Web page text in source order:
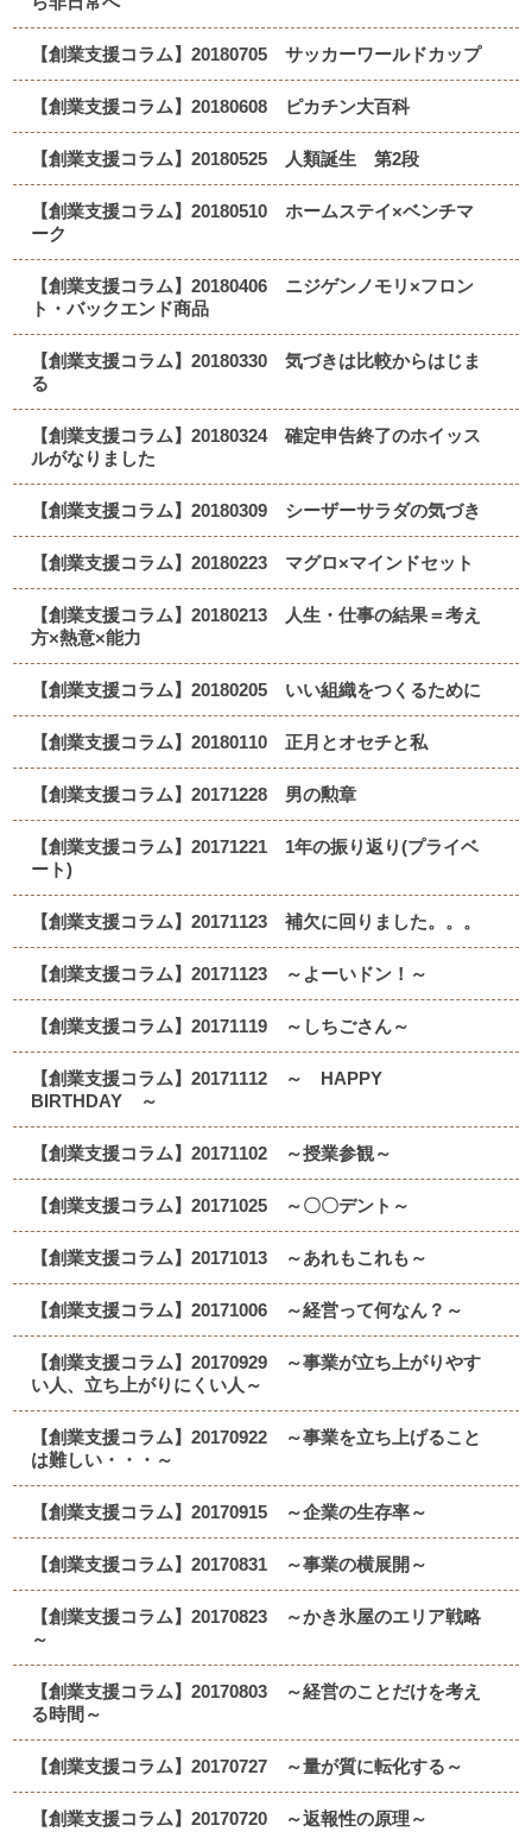
【創業支援コラム】20180705 サッカーワールドカップ
【創業支援コラム】20180608 ピカチン大百科
【創業支援コラム】20180525 人類誕生 第2段
【創業支援コラム】20180510 ホームステイ×ベンチマ
ーク
【創業支援コラム】20180406 ニジゲンノモリ×フロン
ト・バックエンド商品
【創業支援コラム】20180330 気づきは比較からはじま
る
【創業支援コラム】20180324 確定申告終了のホイッス
ルがなりました
【創業支援コラム】20180309 シーザーサラダの気づき
【創業支援コラム】20180223 マグロ×マインドセット
【創業支援コラム】20180213 人生・仕事の結果＝考え
方×熱意×能力
【創業支援コラム】20180205 いい組織をつくるために
【創業支援コラム】20180110 正月とオセチと私
【創業支援コラム】20171228 男の勲章
【創業支援コラム】20171221 1年の振り返り(プライベ
ート)
【創業支援コラム】20171123 補欠に回りました。。。
【創業支援コラム】20171123 ～よーいドン！～
【創業支援コラム】20171119 ～しちごさん～
【創業支援コラム】20171112 ～ HAPPY
BIRTHDAY ～
【創業支援コラム】20171102 ～授業参観～
【創業支援コラム】20171025 ～〇〇デント～
【創業支援コラム】20171013 ～あれもこれも～
【創業支援コラム】20171006 ～経営って何なん？～
【創業支援コラム】20170929 ～事業が立ち上がりやす
い人、立ち上がりにくい人～
【創業支援コラム】20170922 ～事業を立ち上げること
は難しい・・・～
【創業支援コラム】20170915 ～企業の生存率～
【創業支援コラム】20170831 ～事業の横展開～
【創業支援コラム】20170823 ～かき氷屋のエリア戦略
～
【創業支援コラム】20170803 ～経営のことだけを考え
る時間～
【創業支援コラム】20170727 ～量が質に転化する～
【創業支援コラム】20170720 ～返報性の原理～